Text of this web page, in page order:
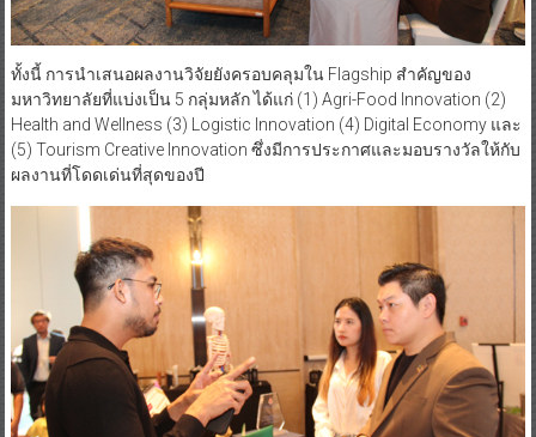
ทั้งนี้ การนำเสนอผลงานวิจัยยังครอบคลุมใน Flagship สำคัญของ
มหาวิทยาลัยที่แบ่งเป็น 5 กลุ่มหลัก ได้แก่ (1) Agri-Food Innovation (2)
Health and Wellness (3) Logistic Innovation (4) Digital Economy และ
(5) Tourism Creative Innovation ซึ่งมีการประกาศและมอบรางวัลให้กับ
ผลงานที่โดดเด่นที่สุดของปี